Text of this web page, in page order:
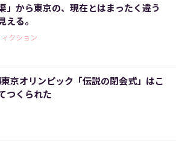
」から東京の、現在とはまったく違う
える。
ィクション
京オリンピック「伝説の閉会式」はこ
つくられた